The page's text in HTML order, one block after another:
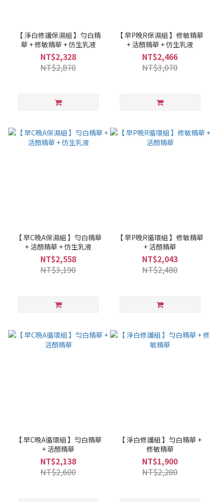
【 淨白修護保濕組 】勻白精
華 + 修敏精華 + 仿生乳液
NT$2,328
NT$2,870
【 早P晚R保濕組 】修敏精華
+ 活顏精華 + 仿生乳液
NT$2,466
NT$3,070
【 早C晚A保濕組 】勻白精華
+ 活顏精華 + 仿生乳液
NT$2,558
NT$3,190
【 早P晚R循環組 】修敏精華
+ 活顏精華
NT$2,043
NT$2,480
【 早C晚A循環組 】勻白精華
+ 活顏精華
NT$2,138
NT$2,600
【 淨白修護組 】勻白精華 +
修敏精華
NT$1,900
NT$2,280